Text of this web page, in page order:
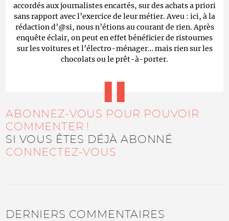
accordés aux journalistes encartés, sur des achats a priori
sans rapport avec l’exercice de leur métier. Aveu : ici, à la
rédaction d’@si, nous n’étions au courant de rien. Après
enquête éclair, on peut en effet bénéficier de ristournes
sur les voitures et l’électro-ménager… mais rien sur les
chocolats ou le prêt-à-porter.
ABONNEZ-VOUS POUR POUVOIR
COMMENTER !
SI VOUS ÊTES DÉJÀ ABONNÉ
CONNECTEZ-VOUS
DERNIERS COMMENTAIRES